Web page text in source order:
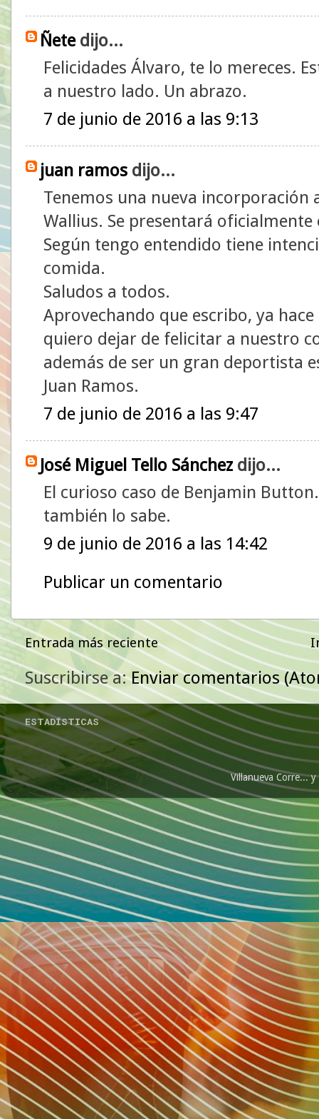
Ñetedijo...
Felicidades Álvaro, te lo mereces.
a nuestro lado. Un abrazo.
7 de junio de 2016 a las 9:13
juan ramos dijo...
Tenemos una nueva incorporación
Wallius. Se presentará
Según tengo entendido tiene
comida.
Saludos a todos.
Aprovechando que escribo, ya
quiero dejar de felicitar a nuestro
además de ser un gran deportista
Juan Ramos.
7 de junio de 2016 a las 9:47
José Miguel Tello Sánchez dijo...
El curioso caso de Benjamin
también lo sabe.
9 de junio de 2016 a las 14:42
Publicar un comentario
Entrada más reciente
Suscribirse a:Enviar comentarios
ESTADÍSTICAS
Villanueva Corre...